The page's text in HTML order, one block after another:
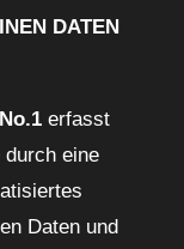
DATEN
erfasst
eine
Daten und